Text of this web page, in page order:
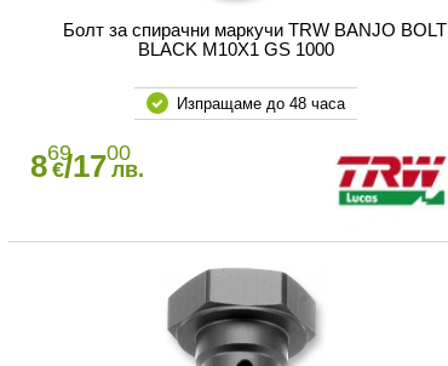
Болт за спирачни маркучи TRW BANJO BOLT
BLACK M10X1 GS 1000
Изпращаме до 48 часа
869
€/1700
лв.